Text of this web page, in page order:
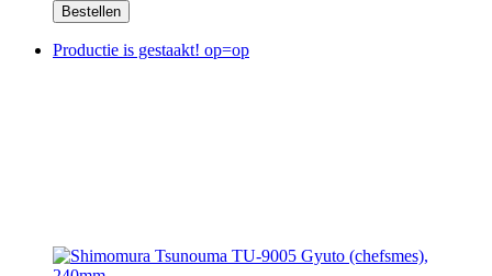
Bestellen
Productie is gestaakt! op=op